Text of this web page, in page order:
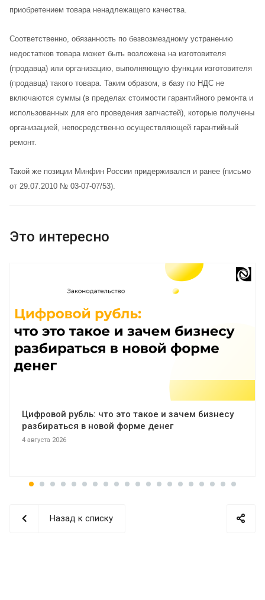
приобретением товара ненадлежащего качества.
Соответственно, обязанность по безвозмездному устранению
недостатков товара может быть возложена на изготовителя
(продавца) или организацию, выполняющую функции изготовителя
(продавца) такого товара. Таким образом, в базу по НДС не
включаются суммы (в пределах стоимости гарантийного ремонта и
использованных для его проведения запчастей), которые получены
организацией, непосредственно осуществляющей гарантийный
ремонт.
Такой же позиции Минфин России придерживался и ранее (письмо
от 29.07.2010 № 03-07-07/53).
Это интересно
Цифровой рубль: что это такое и зачем бизнесу
разбираться в новой форме денег
4 августа 2026
Назад к списку